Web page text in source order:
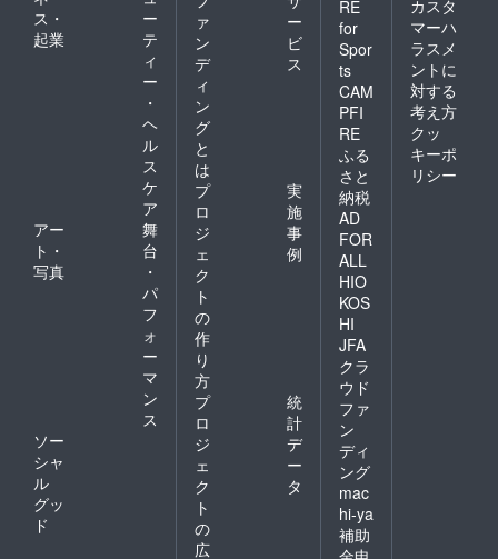
ス・
起業
ー
テ
ィ
ー
・
ヘ
ル
ス
ケ
ア
アー
ト・
写真
舞
台
・
パ
フ
ォ
ー
マ
ン
ス
ソー
シャ
ル
グッ
ド
ァ
ン
デ
ィ
ン
グ
と
は
ー
ビ
ス
プ
ロ
ジ
ェ
ク
ト
の
作
り
方
実
施
事
例
プ
ロ
ジ
ェ
ク
ト
の
広
統
計
デ
ー
タ
RE
for
Spor
ts
CAM
PFI
RE
ふる
さと
納税
AD
FOR
ALL
HIO
KOS
HI
JFA
クラ
ウド
ファ
ン
ディ
ング
mac
hi-ya
補助
カスタ
マーハ
ラスメ
ントに
対する
考え方
クッ
キーポ
リシー